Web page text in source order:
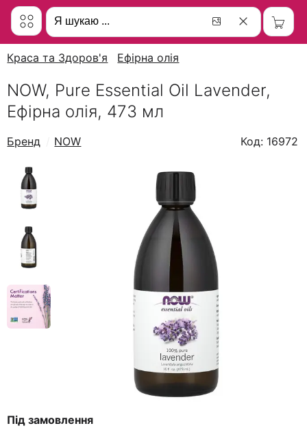
Краса та Здоров'я Ефірна олія
NOW, Pure Essential Oil Lavender,
Ефірна олія, 473 мл
Бренд NOW Код: 16972
Під замовлення